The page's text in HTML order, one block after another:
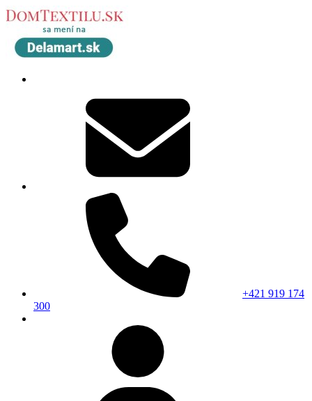
+421 919 174
300